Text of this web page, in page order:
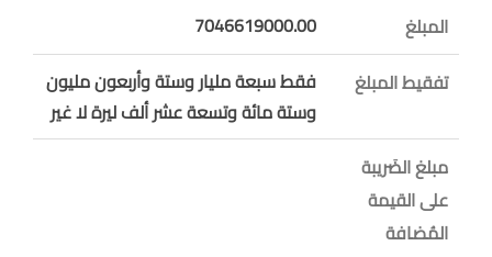
المبلغ
7046619000.00
تفقيط المبلغ
فقط سبعة مليار وستة وأربعون مليون
وستة مائة وتسعة عشر ألف ليرة لا غير
مبلغ الضَريبة
على القيمة
المُضافة